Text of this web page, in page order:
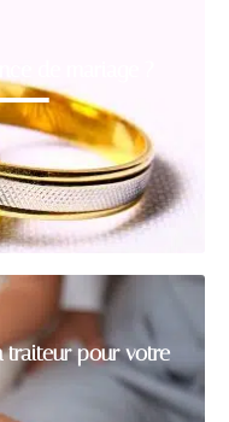
de mariage ?
traiteur pour votre